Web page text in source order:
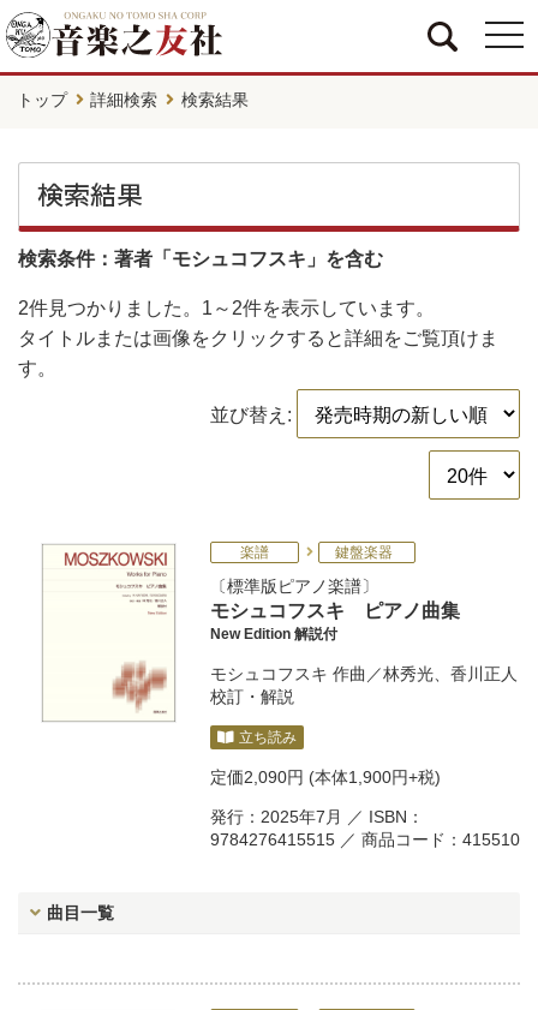
トップ 詳細検索 検索結果
検索結果
検索条件：著者「モシュコフスキ」を含む
2件見つかりました。 1～2件を表示しています。
タイトルまたは画像をクリックすると詳細をご覧頂けま
す。
並び替え:
楽譜 鍵盤楽器
標準版ピアノ楽譜
モシュコフスキ ピアノ曲集
New Edition 解説付
モシュコフスキ 作曲／林秀光
香川正人
校訂・解説
立ち読み
定価2,090円 (本体1,900円+税)
発行：2025年7月 ／ ISBN：
9784276415515 ／ 商品コード：415510
曲目一覧